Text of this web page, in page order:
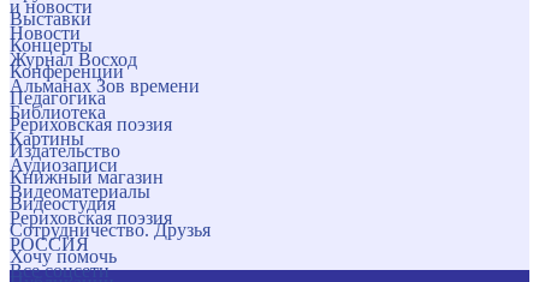
и новости
Новости
Журнал Восход
Альманах Зов времени
Библиотека
Картины
Аудиозаписи
Видеоматериалы
Рериховская поэзия
РОССИЯ
Все соцсети
Выставки
Концерты
Конференции
Педагогика
Рериховская поэзия
Издательство
Книжный магазин
Видеостудия
Сотрудничество. Друзья
Хочу помочь